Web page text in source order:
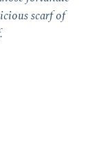
scarf of